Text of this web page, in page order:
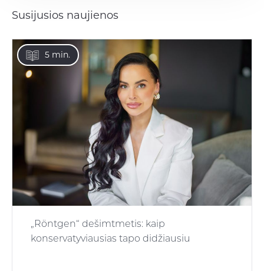
Susijusios naujienos
5 min.
„Röntgen“ dešimtmetis: kaip
konservatyviausias tapo didžiausiu